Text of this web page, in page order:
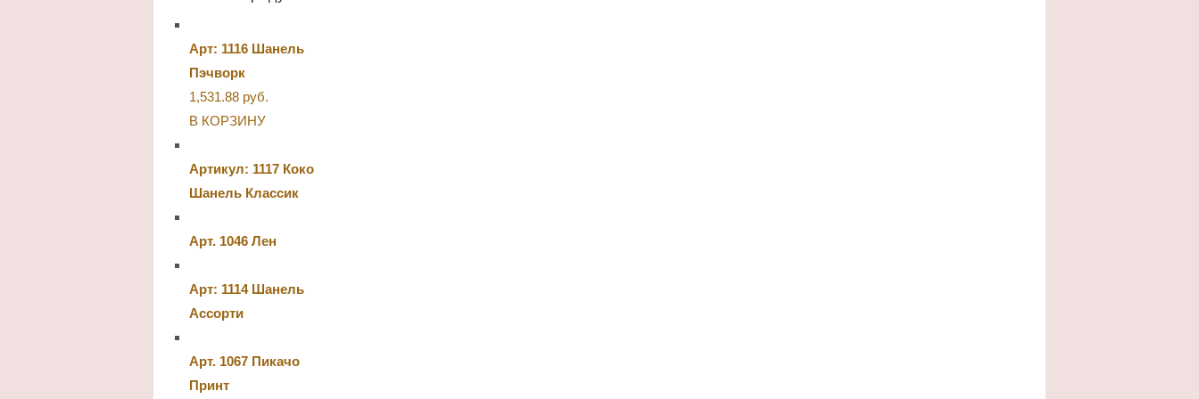
Арт: 1116 Шанель
Пэчворк
1,531.88 руб.
В КОРЗИНУ
Артикул: 1117 Коко
Шанель Классик
Арт. 1046 Лен
Арт: 1114 Шанель
Ассорти
Арт. 1067 Пикачо
Принт